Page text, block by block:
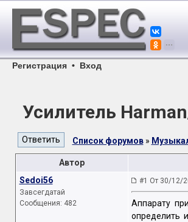
Регистрация • Вход
Усилитель
Список форумов»
Автор
Sedoi56
Завсегдатай
Сообщения: 482
#1 От 30/12/
Аппарату
определить